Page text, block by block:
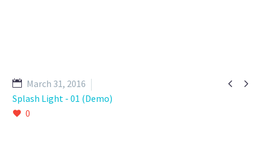
 
March 31, 2016
Splash Light - 01 (Demo)
0